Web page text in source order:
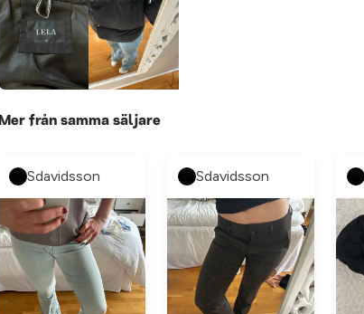
Mer från samma säljare
Sdavidsson Sdavidsson